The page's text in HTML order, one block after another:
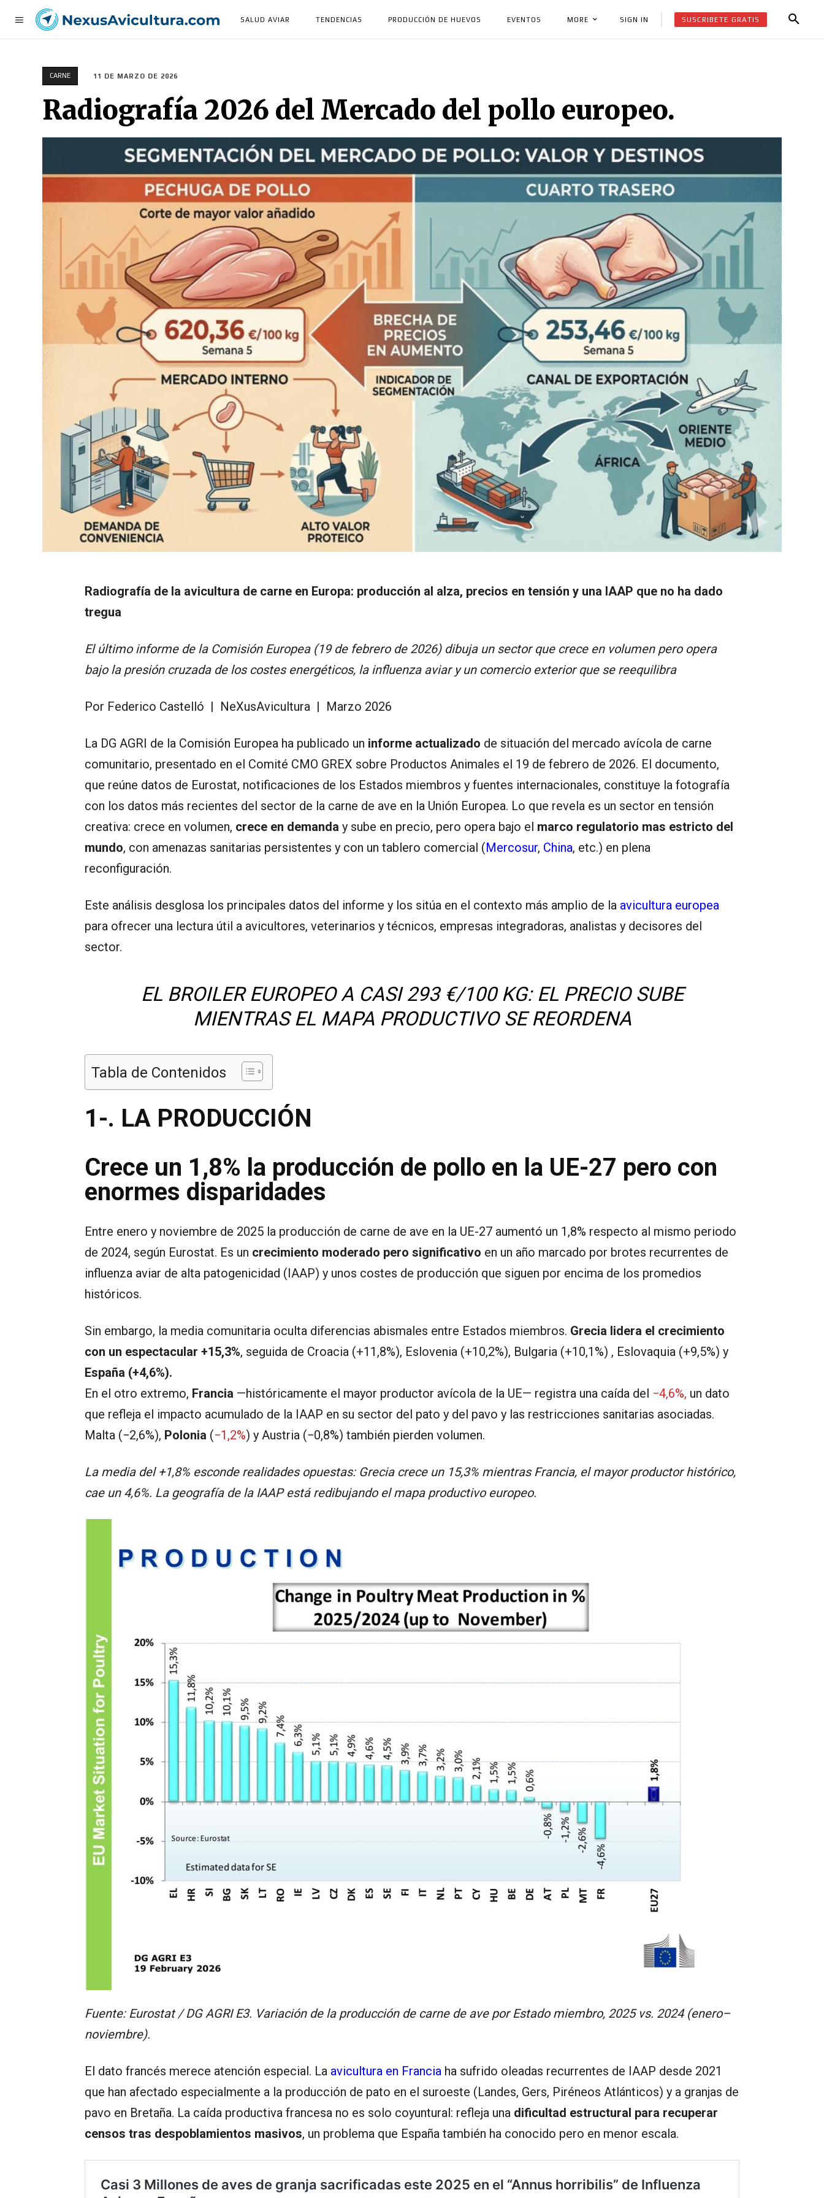
SALUD AVIAR TENDENCIAS PRODUCCIÓN DE HUEVOS EVENTOS MORE SIGN IN SUSCRIBETE GRATIS
CARNE 11 DE MARZO DE 2026
Radiografía 2026 del Mercado del pollo europeo.
Radiografía de la avicultura de carne en Europa: producción al alza, precios en tensión y una IAAP que no ha dado
tregua
El último informe de la Comisión Europea (19 de febrero de 2026) dibuja un sector que crece en volumen pero opera
bajo la presión cruzada de los costes energéticos, la influenza aviar y un comercio exterior que se reequilibra
Por Federico Castelló | NeXusAvicultura | Marzo 2026
La DG AGRI de la Comisión Europea ha publicado un informe actualizado de situación del mercado avícola de carne
comunitario, presentado en el Comité CMO GREX sobre Productos Animales el 19 de febrero de 2026. El documento,
que reúne datos de Eurostat, notificaciones de los Estados miembros y fuentes internacionales, constituye la fotografía
con los datos más recientes del sector de la carne de ave en la Unión Europea. Lo que revela es un sector en tensión
creativa: crece en volumen, crece en demanda y sube en precio, pero opera bajo el marco regulatorio mas estricto del
mundo, con amenazas sanitarias persistentes y con un tablero comercial (Mercosur, China, etc.) en plena
reconfiguración.
Este análisis desglosa los principales datos del informe y los sitúa en el contexto más amplio de la avicultura europea
para ofrecer una lectura útil a avicultores, veterinarios y técnicos, empresas integradoras, analistas y decisores del
sector.
EL BROILER EUROPEO A CASI 293 €/100 KG: EL PRECIO SUBE
MIENTRAS EL MAPA PRODUCTIVO SE REORDENA
Tabla de Contenidos
1-. LA PRODUCCIÓN
Crece un 1,8% la producción de pollo en la UE-27 pero con
enormes disparidades
Entre enero y noviembre de 2025 la producción de carne de ave en la UE-27 aumentó un 1,8% respecto al mismo periodo
de 2024, según Eurostat. Es un crecimiento moderado pero significativo en un año marcado por brotes recurrentes de
influenza aviar de alta patogenicidad (IAAP) y unos costes de producción que siguen por encima de los promedios
históricos.
Sin embargo, la media comunitaria oculta diferencias abismales entre Estados miembros. Grecia lidera el crecimiento
con un espectacular +15,3%, seguida de Croacia (+11,8%), Eslovenia (+10,2%), Bulgaria (+10,1%) , Eslovaquia (+9,5%) y
España (+4,6%).
En el otro extremo, Francia —históricamente el mayor productor avícola de la UE— registra una caída del −4,6%, un dato
que refleja el impacto acumulado de la IAAP en su sector del pato y del pavo y las restricciones sanitarias asociadas.
Malta (−2,6%), Polonia (−1,2%) y Austria (−0,8%) también pierden volumen.
La media del +1,8% esconde realidades opuestas: Grecia crece un 15,3% mientras Francia, el mayor productor histórico,
cae un 4,6%. La geografía de la IAAP está redibujando el mapa productivo europeo.
Fuente: Eurostat / DG AGRI E3. Variación de la producción de carne de ave por Estado miembro, 2025 vs. 2024 (enero–
noviembre).
El dato francés merece atención especial. La avicultura en Francia ha sufrido oleadas recurrentes de IAAP desde 2021
que han afectado especialmente a la producción de pato en el suroeste (Landes, Gers, Piréneos Atlánticos) y a granjas de
pavo en Bretaña. La caída productiva francesa no es solo coyuntural: refleja una dificultad estructural para recuperar
censos tras despoblamientos masivos, un problema que España también ha conocido pero en menor escala.